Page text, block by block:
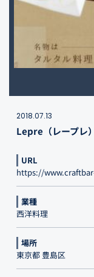
2018.07.13
Lepre（レープレ
URL
https://
業種
西洋料理
場所
東京都 豊島区